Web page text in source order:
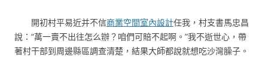
開初村平易近并不信商業空間室內設計任我，村支書馬忠昌
說：“萬一賣不出往怎么辦？咱們可賠不起啊。”我不逝世心，帶
著村干部到周邊縣區調查清楚，結果大師都說就想吃沙灣臊子。